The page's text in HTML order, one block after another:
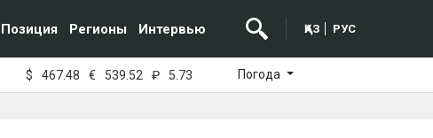
Позиция Регионы Интервью ҚАЗ РУС
$ 467.48 € 539.52 ₽ 5.73 Погода